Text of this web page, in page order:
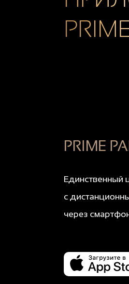
PRIME
Единственный
с
через